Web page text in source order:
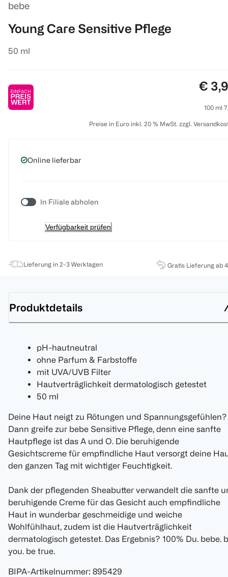
bebe
Young Care Sensitive Pflege
50 ml
€
100 ml
Preise in Euro inkl. 20 % MwSt. zzgl.
Online lieferbar
In Filiale abholen
Verfügbarkeit prüfen
Lieferung in 2-3 Werktagen Gratis Lieferung ab
Produktdetails
pH-hautneutral
ohne Parfum & Farbstoffe
mit UVA/UVB Filter
Hautverträglichkeit dermatologisch getestet
50 ml
Deine Haut neigt zu Rötungen und Spannungsgefühlen?
Dann greife zur bebe Sensitive Pflege, denn eine sanfte
Hautpflege ist das A und O. Die beruhigende
Gesichtscreme für empfindliche Haut versorgt deine
den ganzen Tag mit wichtiger Feuchtigkeit.
Dank der pflegenden Sheabutter verwandelt die sanfte
beruhigende Creme für das Gesicht auch empfindliche
Haut in wunderbar geschmeidige und weiche
Wohlfühlhaut, zudem ist die Hautverträglichkeit
dermatologisch getestet. Das Ergebnis? 100% Du. bebe.
you. be true.
BIPA-Artikelnummer: 895429